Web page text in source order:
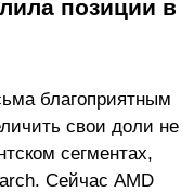
позиции в
благоприятным
свои доли не
сегментах,
Сейчас AMD